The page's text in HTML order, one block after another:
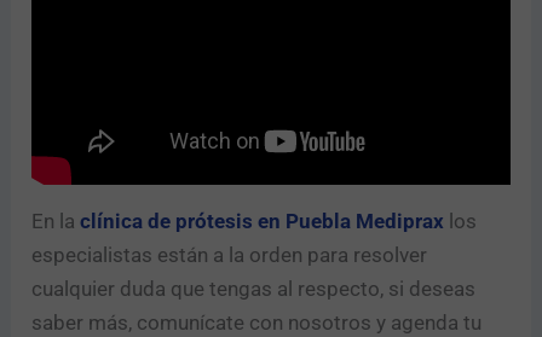
En laclínica de prótesis en Puebla Mediprax los
especialistas están a la orden para resolver
cualquier duda que tengas al respecto, si deseas
saber más, comunícate con nosotros y agenda tu